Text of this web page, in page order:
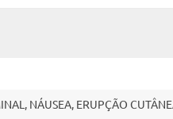
NÁUSEA, ERUPÇÃO